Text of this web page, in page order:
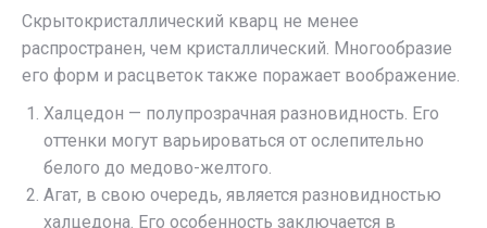
Скрытокристаллический кварц не менее
распространен, чем кристаллический. Многообразие
его форм и расцветок также поражает воображение.
Халцедон — полупрозрачная разновидность. Его
оттенки могут варьироваться от ослепительно
белого до медово-желтого.
Агат, в свою очередь, является разновидностью
халцедона. Его особенность заключается в